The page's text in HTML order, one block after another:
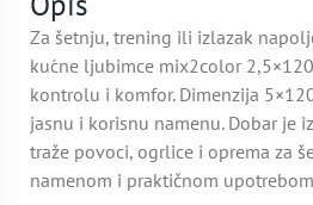
Za šetnju, trening ili izlazak
kućne ljubimce mix2color
kontrolu i komfor. Dimenzija
jasnu i korisnu namenu. Dobar je
traže povoci, ogrlice i oprema za
namenom i praktičnom